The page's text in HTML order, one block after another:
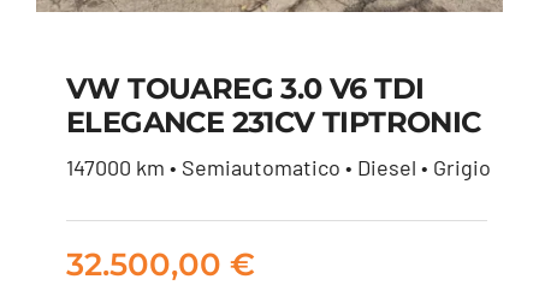
VW TOUAREG 3.0 V6
TDI ELEGANCE 231CV
TIPTRONIC
32.500,00
VW TOUAREG 3.0 V6 TDI
ELEGANCE 231CV TIPTRONIC
147000 km • Semiautomatico • Diesel • Grigio
32.500,00 €